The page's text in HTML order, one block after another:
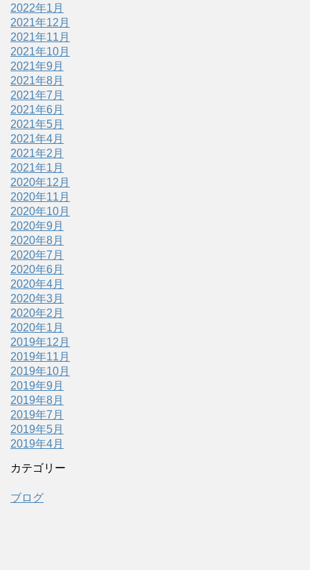
2022年1月
2021年12月
2021年11月
2021年10月
2021年9月
2021年8月
2021年7月
2021年6月
2021年5月
2021年4月
2021年2月
2021年1月
2020年12月
2020年11月
2020年10月
2020年9月
2020年8月
2020年7月
2020年6月
2020年4月
2020年3月
2020年2月
2020年1月
2019年12月
2019年11月
2019年10月
2019年9月
2019年8月
2019年7月
2019年5月
2019年4月
カテゴリー
ブログ